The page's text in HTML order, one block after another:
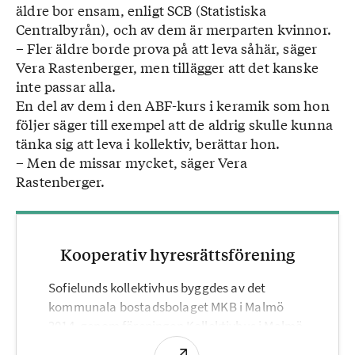
äldre bor ensam, enligt SCB (Statistiska
Centralbyrån), och av dem är merparten kvinnor.
– Fler äldre borde prova på att leva såhär, säger
Vera Rastenberger, men tillägger att det kanske
inte passar alla.
En del av dem i den ABF-kurs i keramik som hon
följer säger till exempel att de aldrig skulle kunna
tänka sig att leva i kollektiv, berättar hon.
– Men de missar mycket, säger Vera
Rastenberger.
Kooperativ hyresrättsförening
Sofielunds kollektivhus byggdes av det
kommunala bostadsbolaget MKB i Malmö
Föreningen blockhyr huset av ägaren, MKB.